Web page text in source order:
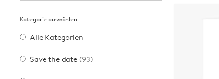
Kategorie auswählen
Alle Kategorien
Save the date (93)